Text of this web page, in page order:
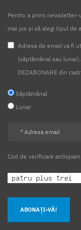
Pentru a primi newsletter-
mai jos și să alegi tipul de
Adresa de email va fi
(săptămânal sau
DEZABONARE din
Săptămânal
Lunar
Cod de verificare antispam
ABONAȚI-VĂ!